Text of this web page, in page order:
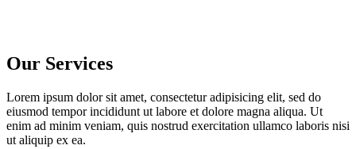
Our Services
Lorem ipsum dolor sit amet, consectetur adipisicing elit, sed do
eiusmod tempor incididunt ut labore et dolore magna aliqua. Ut
enim ad minim veniam, quis nostrud exercitation ullamco laboris nisi
ut aliquip ex ea.